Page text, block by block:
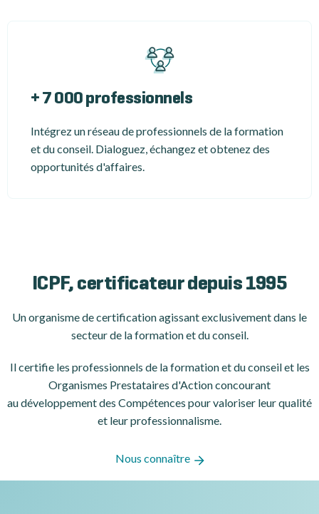
+ 7 000 professionnels
Intégrez un réseau de professionnels de la formation
et du conseil. Dialoguez, échangez et obtenez des
opportunités d'affaires.
ICPF, certificateur depuis 1995
Un organisme de certificationagissant exclusivement dans le
secteur de la formation et du conseil.
Il certifie les professionnels de la formation et du conseil et les
Organismes Prestataires d'Action concourant
au développement des Compétences pour valoriser leur qualité
et leur professionnalisme.
Nous connaître